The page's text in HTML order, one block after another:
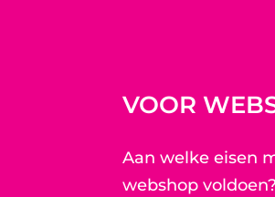
VOOR
Aan welke eisen
webshop voldoen?